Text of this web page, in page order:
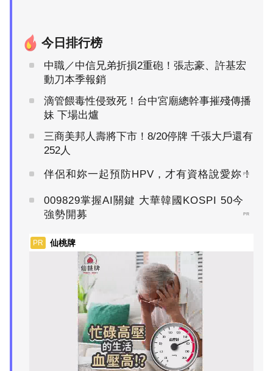
今日排行榜
中職／中信兄弟折損2重砲！張志豪、許基宏
動刀本季報銷
滴管餵毒性侵致死！台中宮廟總幹事摧殘傳播
妹 下場出爐
三商美邦人壽將下市！8/20停牌 千張大戶還有
252人
伴侶和妳一起預防HPV，才有資格說愛妳！
PR
009829掌握AI關鍵 大華韓國KOSPI 50今
強勢開募
PR
PR 仙桃牌